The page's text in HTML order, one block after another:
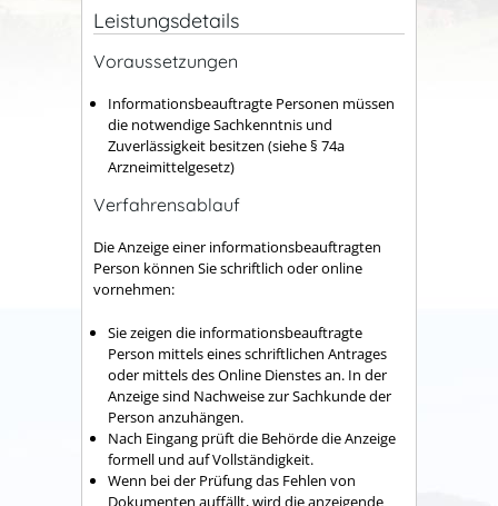
Leistungsdetails
Voraussetzungen
Informationsbeauftragte Personen müssen
die notwendige Sachkenntnis und
Zuverlässigkeit besitzen (siehe § 74a
Arzneimittelgesetz)
Verfahrensablauf
Die Anzeige einer informationsbeauftragten
Person können Sie schriftlich oder online
vornehmen:
Sie zeigen die informationsbeauftragte
Person mittels eines schriftlichen Antrages
oder mittels des Online Dienstes an. In der
Anzeige sind Nachweise zur Sachkunde der
Person anzuhängen.
Nach Eingang prüft die Behörde die Anzeige
formell und auf Vollständigkeit.
Wenn bei der Prüfung das Fehlen von
Dokumenten auffällt, wird die anzeigende